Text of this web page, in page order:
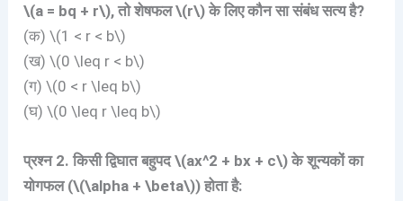
\(a = bq + r\), तो शेषफल \(r\) के लिए कौन सा संबंध सत्य है?
(क) \(1 < r < b\)
(ख) \(0 \leq r < b\)
(ग) \(0 < r \leq b\)
(घ) \(0 \leq r \leq b\)
प्रश्न 2. किसी द्विघात बहुपद \(ax^2 + bx + c\) के शून्यकों का
योगफल (\(\alpha + \beta\)) होता है: